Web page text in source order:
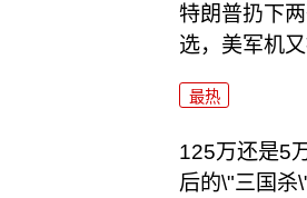
特朗普扔下
选，美军机
最热
125万还是5
后的\"三国杀